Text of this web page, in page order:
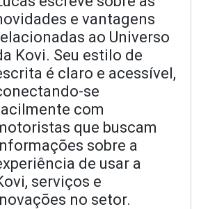
e vantagens
ao Universo
Kovi. Seu estilo de
é claro e acessível,
se
com
que buscam
sobre a
de usar a
serviços e
no setor.